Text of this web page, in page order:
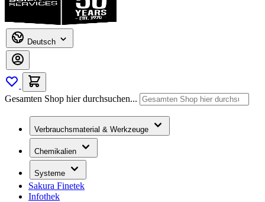
Deutsch
Gesamten Shop hier durchsuchen...
Verbrauchsmaterial & Werkzeuge
Chemikalien
Systeme
Sakura Finetek
Infothek